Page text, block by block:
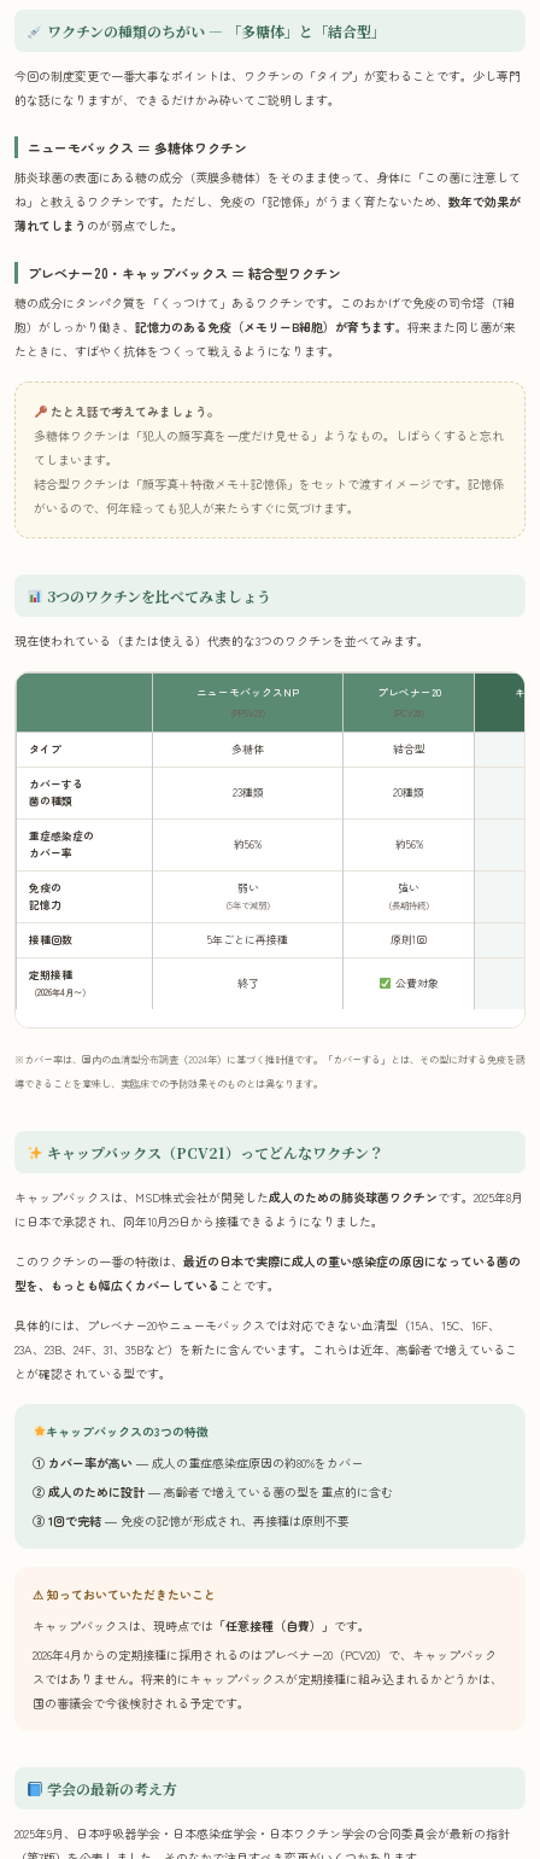
ワクチンの種類のちがい ― 「多糖体」と「結合型」
今回の制度変更で一番大事なポイントは、ワクチンの「タイプ」が変わることです。少し専門
的な話になりますが、できるだけかみ砕いてご説明します。
ニューモバックス ＝ 多糖体ワクチン
肺炎球菌の表面にある糖の成分（莢膜多糖体）をそのまま使って、身体に「この菌に注意して
ね」と教えるワクチンです。ただし、免疫の「記憶係」がうまく育たないため、 数年で効果が
薄れてしまう のが弱点でした。
プレベナー20・キャップバックス ＝ 結合型ワクチン
糖の成分にタンパク質を「くっつけて」あるワクチンです。このおかげで免疫の司令塔（T細
胞）がしっかり働き、 記憶力のある免疫（メモリーB細胞）が育ちます。将来また同じ菌が来
たときに、すばやく抗体をつくって戦えるようになります。
たとえ話で考えてみましょう。
多糖体ワクチンは「犯人の顔写真を一度だけ見せる」ようなもの。しばらくすると忘れ
てしまいます。
結合型ワクチンは「顔写真＋特徴メモ＋記憶係」をセットで渡すイメージです。記憶係
がいるので、何年経っても犯人が来たらすぐに気づけます。
3つのワクチンを比べてみましょう
現在使われている（または使える）代表的な3つのワクチンを並べてみます。
ニューモバックスNP
（PPSV23）
プレベナー20
（PCV20）
キャ
タイプ 多糖体 結合型
カバーする
菌の種類
23種類 20種類
重症感染症の
カバー率
約56% 約56%
免疫の
記憶力
弱い
（5年で減弱）
強い
（長期持続）
接種回数 5年ごとに再接種 原則1回
定期接種
（2026年4月〜）
終了 公費対象
※カバー率は、国内の血清型分布調査（2024年）に基づく推計値です。「カバーする」とは、その型に対する免疫を誘
導できることを意味し、実臨床での予防効果そのものとは異なります。
キャップバックス（PCV21）ってどんなワクチン？
キャップバックスは、MSD株式会社が開発した成人のための肺炎球菌ワクチンです。2025年8月
に日本で承認され、同年10月29日から接種できるようになりました。
このワクチンの一番の特徴は、 最近の日本で実際に成人の重い感染症の原因になっている菌の
型を、もっとも幅広くカバーしている ことです。
具体的には、プレベナー20やニューモバックスでは対応できない血清型（15A、15C、16F、
23A、23B、24F、31、35Bなど）を新たに含んでいます。これらは近年、高齢者で増えているこ
とが確認されている型です。
キャップバックスの3つの特徴
① カバー率が高い ― 成人の重症感染症原因の約80%をカバー
② 成人のために設計 ― 高齢者で増えている菌の型を重点的に含む
③ 1回で完結 ― 免疫の記憶が形成され、再接種は原則不要
⚠ 知っておいていただきたいこと
キャップバックスは、現時点では 「任意接種（自費）」 です。
2026年4月からの定期接種に採用されるのはプレベナー20（PCV20）で、キャップバック
スではありません。将来的にキャップバックスが定期接種に組み込まれるかどうかは、
国の審議会で今後検討される予定です。
学会の最新の考え方
2025年9月、日本呼吸器学会・日本感染症学会・日本ワクチン学会の合同委員会が最新の指針